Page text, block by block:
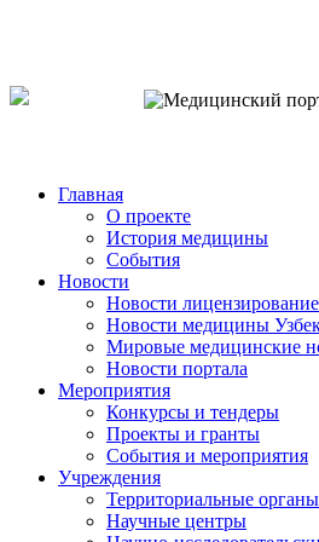
Главная
О проекте
История медицины
События
Новости
Новости
Новости медицины
Мировые медицинские
Новости портала
Мероприятия
Конкурсы и тендеры
Проекты и гранты
События и мероприятия
Учреждения
Территориальные
Научные центры